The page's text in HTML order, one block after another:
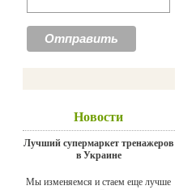
Новости
Лучший супермаркет тренажеров
в Украине
Мы изменяемся и стаем еще лучше